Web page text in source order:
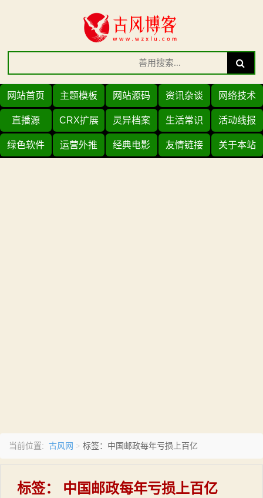
Search
for:
Search
网站首页 主题模板 网站源码 资讯杂谈 网络技术
直播源 CRX扩展 灵异档案 生活常识 活动线报
绿色软件 运营外推 经典电影 友情链接 关于本站
当前位置: 古风网 > 标签：中国邮政每年亏损上百亿
标签： 中国邮政每年亏损上百亿